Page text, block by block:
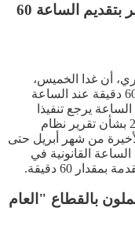
الخميس.. بدء التوقيت الصيفي بمصر بتقديم الساعة 60
أن غدا الخميس،
سيتم بدء التوقيت الصيفي بتقديم الساعة 60 دقيقة عند الساعة
يرجع تنفيذا
للقانون السابق صدوره برقم 24 لسنة 2023 بشأن تقرير نظام
من شهر أبريل حتى
القانونية في
60 دقيقة.
ألف عامل يعملون بالقطاع "العام